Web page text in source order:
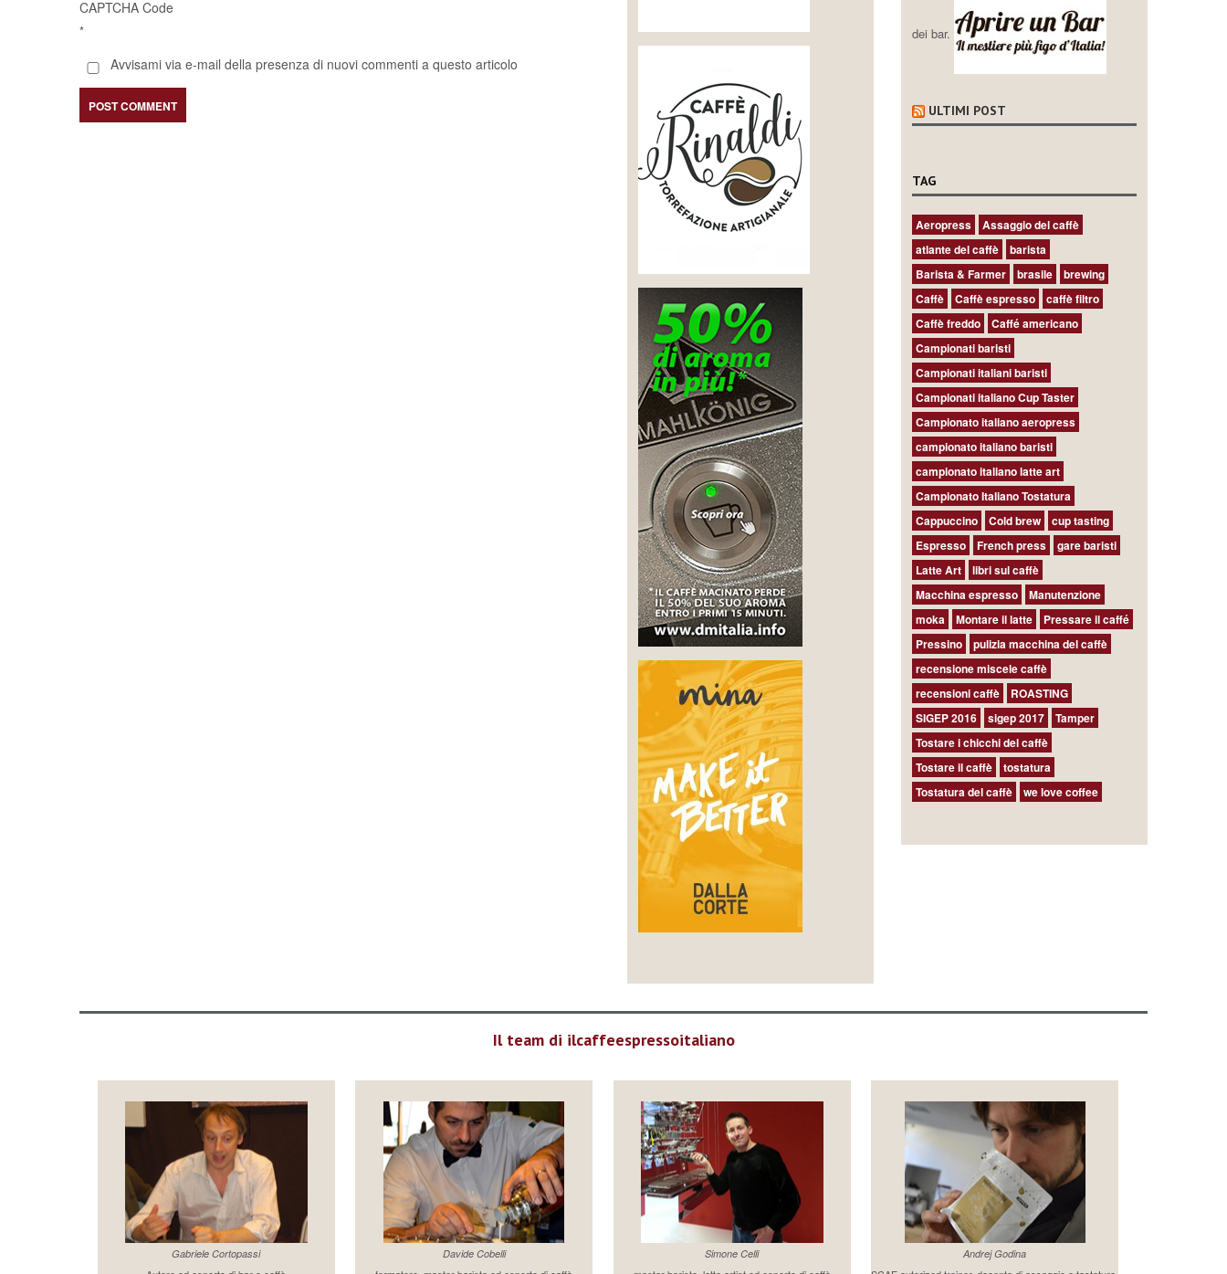
CAPTCHA Code
*
Avvisami via e-mail della presenza di nuovi commenti a questo articolo
dei bar.
ULTIMI POST
TAG
Aeropress
Assaggio del caffè
atlante del caffè
barista
Barista & Farmer
brasile
brewing
Caffè
Caffè espresso
caffè filtro
Caffè freddo
Caffé americano
Campionati baristi
Campionati italiani baristi
Campionati italiano Cup Taster
Campionato italiano aeropress
campionato italiano baristi
campionato italiano latte art
Campionato Italiano Tostatura
Cappuccino
Cold brew
cup tasting
Espresso
French press
gare baristi
Latte Art
libri sul caffè
Macchina espresso
Manutenzione
moka
Montare il latte
Pressare il caffé
Pressino
pulizia macchina del caffè
recensione miscele caffè
recensioni caffè
ROASTING
SIGEP 2016
sigep 2017
Tamper
Tostare i chicchi del caffè
Tostare il caffè
tostatura
Tostatura del caffè
we love coffee
Il team di ilcaffeespressoitaliano
Gabriele Cortopassi Davide Cobelli Simone Celli Andrej Godina